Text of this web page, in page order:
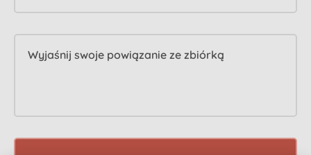
Wyjaśnij swoje powiązanie ze zbiórką